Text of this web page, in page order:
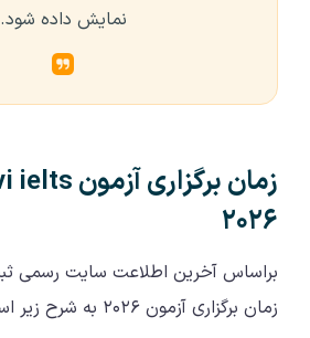
نمایش داده شود.
۲۰۲۶
زمان برگزاری آزمون ۲۰۲۶ به شرح زیر است.